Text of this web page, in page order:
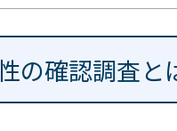
の確認調査と